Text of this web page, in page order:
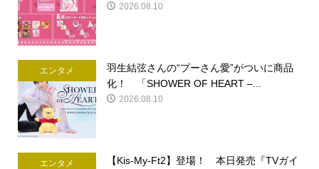
2026.08.10
エンタメ
羽生結弦さんの“プーさん愛”がついに商品
化！ 「SHOWER OF HEART –...
2026.08.10
エンタメ
【Kis-My-Ft2】登場！ 本日発売『TVガイ